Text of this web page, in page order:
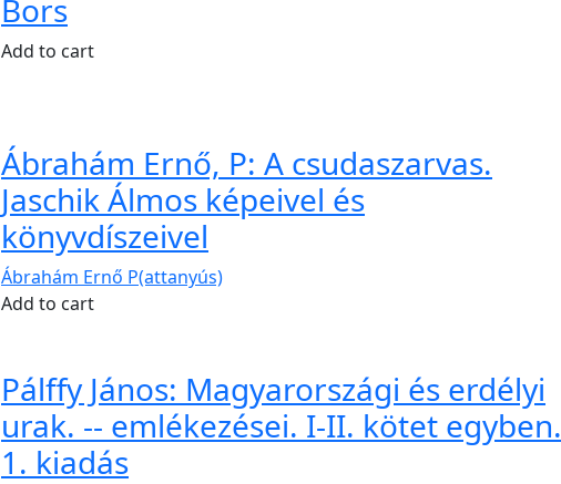
Bors
Add to cart
Ábrahám Ernő, P: A csudaszarvas.
Jaschik Álmos képeivel és
könyvdíszeivel
Ábrahám Ernő P(attanyús)
Add to cart
Pálffy János: Magyarországi és erdélyi
urak. -- emlékezései. I-II. kötet egyben.
1. kiadás